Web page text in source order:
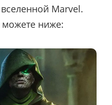
Marvel.
можете ниже: